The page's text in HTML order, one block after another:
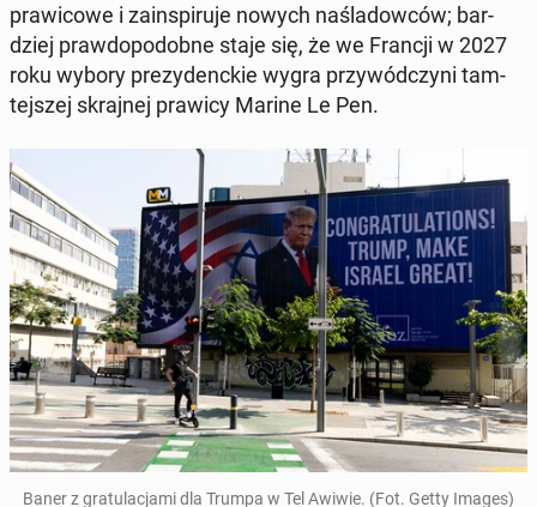
pra­wi­co­we i za­in­spi­ru­je nowych na­śla­dow­ców; bar­
dziej praw­do­po­dob­ne staje się, że we Francji w 2027
roku wybory pre­zy­denc­kie wygra przy­wód­czy­ni tam­
tej­szej skraj­nej prawicy Marine Le Pen.
Baner z gra­tu­la­cja­mi dla Trumpa w Tel Awiwie. (Fot. Getty Images)